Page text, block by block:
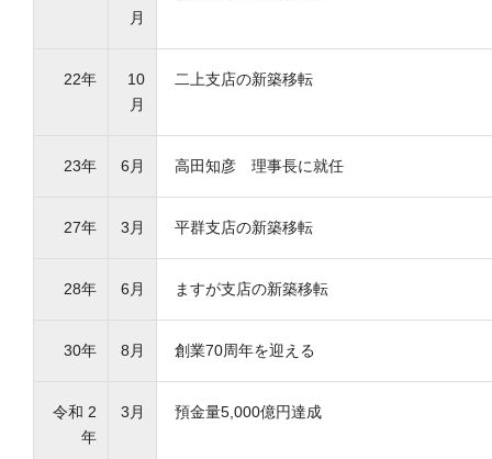
月
22年
10
月
二上支店の新築移転
23年 6月 高田知彦 理事長に就任
27年 3月 平群支店の新築移転
28年 6月 ますが支店の新築移転
30年 8月 創業70周年を迎える
令和 2
年
3月 預金量5,000億円達成